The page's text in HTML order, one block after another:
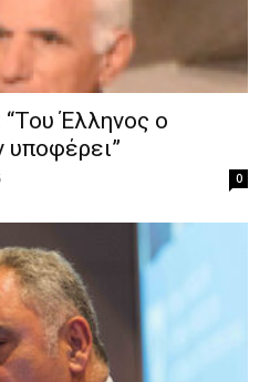
Έλληνος ο
υποφέρει”
0